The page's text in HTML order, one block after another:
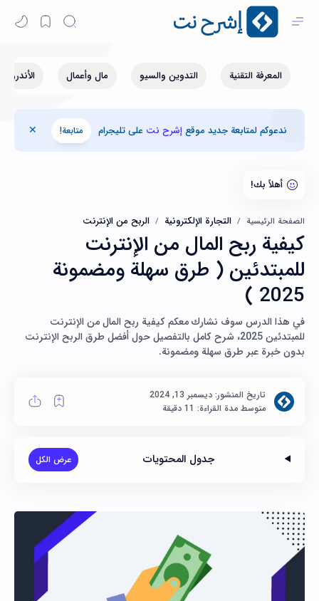
ندعوكم لمتابعة جديد موقع إشرح نت على تليجرام متابعة!
الصفحة الرئيسية التجارة الإلكترونية الربح من الإنترنت
كيفية ربح المال من الإنترنت
للمبتدئين ( طرق سهلة ومضمونة
2025 )
في هذا الدرس سوف نشارك معكم كيفية ربح المال من الإنترنت
للمبتدئين 2025، شرح كامل بالتفصيل حول أفضل طرق الربح الإنترنت
بدون خبرة عبر طرق سهلة ومضمونة.
متوسط مدة القراءة: 11 دقيقة
جدول المحتويات